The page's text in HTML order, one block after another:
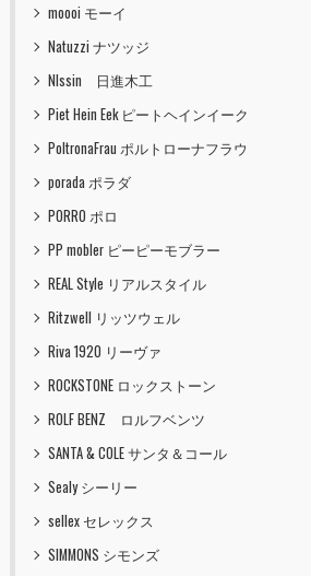
moooi モーイ
Natuzzi ナツッジ
NIssin 日進木工
Piet Hein Eek ピートヘインイーク
PoltronaFrau ポルトローナフラウ
porada ポラダ
PORRO ポロ
PP mobler ピーピーモブラー
REAL Style リアルスタイル
Ritzwell リッツウェル
Riva 1920 リーヴァ
ROCKSTONE ロックストーン
ROLF BENZ ロルフベンツ
SANTA & COLE サンタ＆コール
Sealy シーリー
sellex セレックス
SIMMONS シモンズ